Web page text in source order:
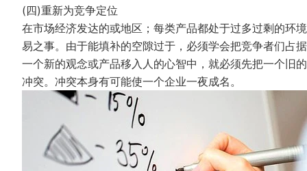
(四)重新为竞争定位
在市场经济发达的或地区；每类产品都处于过多过剩的环
易之事。由于能填补的空隙过于，必须学会把竞争者们占
一个新的观念或产品移入人的心智中，就必须先把一个旧
冲突。冲突本身有可能使一个企业一夜成名。